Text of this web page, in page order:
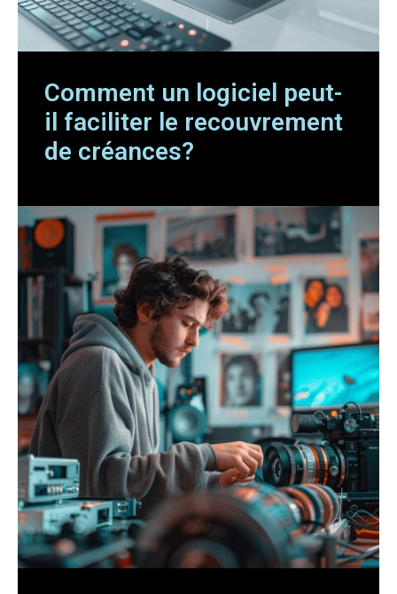
Comment un logiciel peut-
il faciliter le recouvrement
de créances?